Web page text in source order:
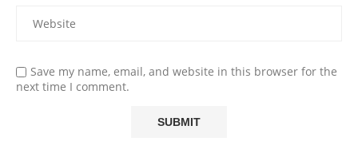
Save my name, email, and website in this browser for the
next time I comment.